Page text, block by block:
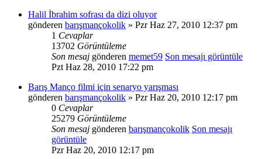
Halil İbrahim sofrası da dizi oluyor
gönderen barışmançokolik » Pzr Haz 27, 2010 12:37 pm
1 Cevaplar
13702 Görüntüleme
Son mesaj gönderen memet59 Son mesajı görüntüle
Pzt Haz 28, 2010 17:22 pm
Barış Manço filmi için senaryo yarışması
gönderen barışmançokolik » Pzr Haz 20, 2010 12:17 pm
0 Cevaplar
25279 Görüntüleme
Son mesaj gönderen barışmançokolik Son mesajı
görüntüle
Pzr Haz 20, 2010 12:17 pm